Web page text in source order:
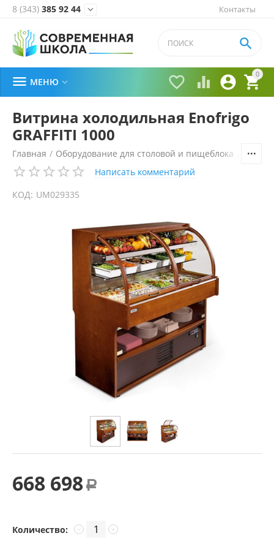
Контакты
8 (343) 385 92 44 
0


 

 МЕНЮ 
Витрина холодильная Enofrigo
GRAFFITI 1000
Главная / Оборудование для столовой и пищеблока
Написать комментарий
КОД: UM029335
668 698 Р
Количество: +
−